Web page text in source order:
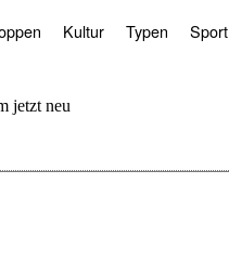
Kultur Typen Sport